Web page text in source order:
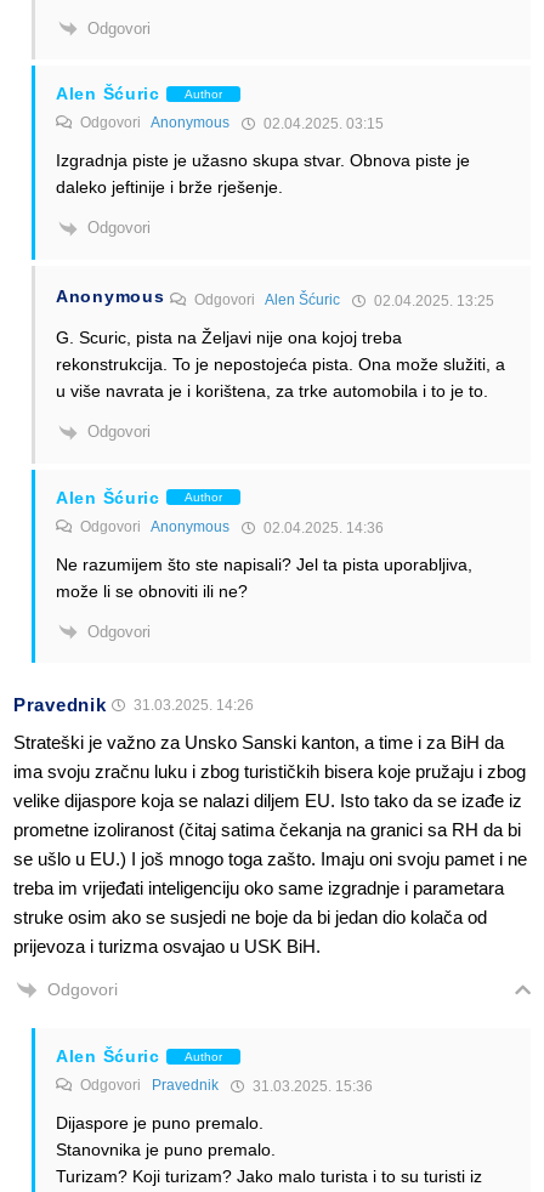
Odgovori
Alen Šćuric Author
Odgovori Anonymous 02.04.2025. 03:15
Izgradnja piste je užasno skupa stvar. Obnova piste je
daleko jeftinije i brže rješenje.
Odgovori
Anonymous OdgovoriAlen Šćuric 02.04.2025. 13:25
G. Scuric, pista na Željavi nije ona kojoj treba
rekonstrukcija. To je nepostojeća pista. Ona može služiti, a
u više navrata je i korištena, za trke automobila i to je to.
Odgovori
Alen Šćuric Author
Odgovori Anonymous 02.04.2025. 14:36
Ne razumijem što ste napisali? Jel ta pista uporabljiva,
može li se obnoviti ili ne?
Odgovori
Pravednik 31.03.2025. 14:26
Strateški je važno za Unsko Sanski kanton, a time i za BiH da
ima svoju zračnu luku i zbog turističkih bisera koje pružaju i zbog
velike dijaspore koja se nalazi diljem EU. Isto tako da se izađe iz
prometne izoliranost (čitaj satima čekanja na granici sa RH da bi
se ušlo u EU.) I još mnogo toga zašto. Imaju oni svoju pamet i ne
treba im vrijeđati inteligenciju oko same izgradnje i parametara
struke osim ako se susjedi ne boje da bi jedan dio kolača od
prijevoza i turizma osvajao u USK BiH.
Odgovori
Alen Šćuric Author
Odgovori Pravednik 31.03.2025. 15:36
Dijaspore je puno premalo.
Stanovnika je puno premalo.
Turizam? Koji turizam? Jako malo turista i to su turisti iz